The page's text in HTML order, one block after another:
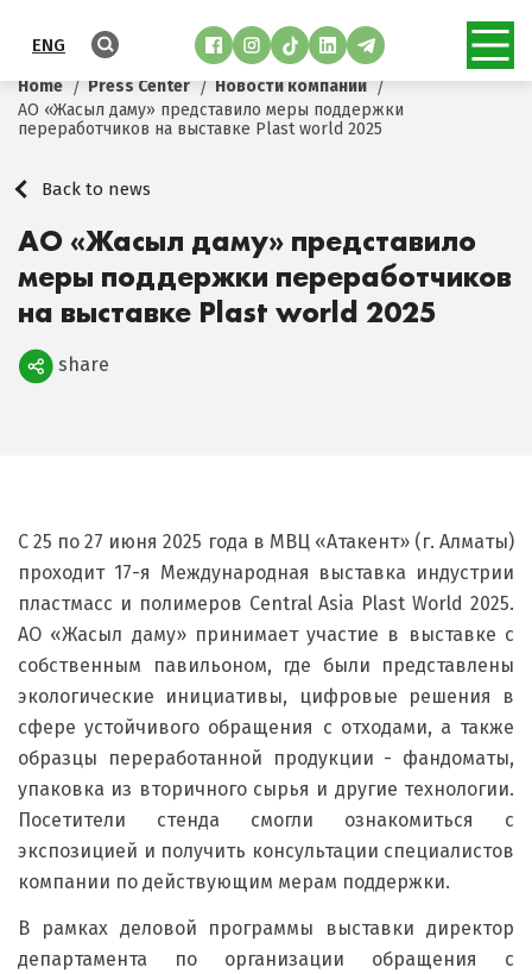
ENG
Home Press Center
Новости компании
АО «Жасыл даму» представило меры поддержки
переработчиков на выставке Plast world 2025
Back to news
АО «Жасыл даму» представило
меры поддержки переработчиков
на выставке Plast world 2025
Поделиться
share
С 25 по 27 июня 2025 года в МВЦ «Атакент» (г. Алматы)
проходит 17-я Международная выставка индустрии
пластмасс и полимеров Central Asia Plast World 2025.
АО «Жасыл даму» принимает участие в выставке с
собственным павильоном, где были представлены
экологические инициативы, цифровые решения в
сфере устойчивого обращения с отходами, а также
образцы переработанной продукции - фандоматы,
упаковка из вторичного сырья и другие технологии.
Посетители стенда смогли ознакомиться с
экспозицией и получить консультации специалистов
компании по действующим мерам поддержки.
В рамках деловой программы выставки директор
департамента по организации обращения с